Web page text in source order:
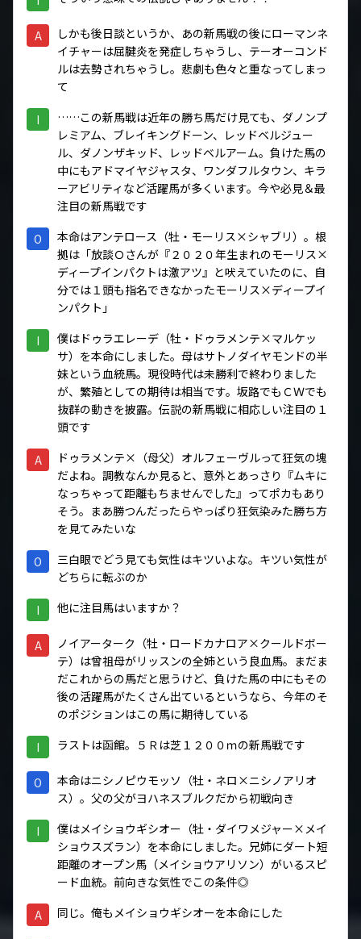
A
しかも後日談というか、あの新馬戦の後にローマンネ
イチャーは屈腱炎を発症しちゃうし、テーオーコンド
ルは去勢されちゃうし。悲劇も色々と重なってしまっ
て
I
……この新馬戦は近年の勝ち馬だけ見ても、ダノンプ
レミアム、ブレイキングドーン、レッドベルジュー
ル、ダノンザキッド、レッドベルアーム。負けた馬の
中にもアドマイヤジャスタ、ワンダフルタウン、キラ
ーアビリティなど活躍馬が多くいます。今や必見＆最
注目の新馬戦です
O
本命はアンテロース（牡・モーリス×シャブリ）。根
拠は「放談Ｏさんが『２０２０年生まれのモーリス×
ディープインパクトは激アツ』と吠えていたのに、自
分では１頭も指名できなかったモーリス×ディープイ
ンパクト」
I
僕はドゥラエレーデ（牡・ドゥラメンテ×マルケッ
サ）を本命にしました。母はサトノダイヤモンドの半
妹という血統馬。現役時代は未勝利で終わりました
が、繁殖としての期待は相当です。坂路でもＣＷでも
抜群の動きを披露。伝説の新馬戦に相応しい注目の１
頭です
A
ドゥラメンテ×（母父）オルフェーヴルって狂気の塊
だよね。調教なんか見ると、意外とあっさり『ムキに
なっちゃって距離もちませんでした』ってポカもあり
そう。まあ勝つんだったらやっぱり狂気染みた勝ち方
を見てみたいな
O
三白眼でどう見ても気性はキツいよな。キツい気性が
どちらに転ぶのか
I 他に注目馬はいますか？
A
ノイアーターク（牡・ロードカナロア×クールドボー
テ）は曾祖母がリッスンの全姉という良血馬。まだま
だこれからの馬だと思うけど、負けた馬の中にもその
後の活躍馬がたくさん出ているというなら、今年のそ
のポジションはこの馬に期待している
I ラストは函館。５Ｒは芝１２００ｍの新馬戦です
O
本命はニシノピウモッソ（牡・ネロ×ニシノアリオ
ス）。父の父がヨハネスブルクだから初戦向き
I
僕はメイショウギシオー（牡・ダイワメジャー×メイ
ショウスズラン）を本命にしました。兄姉にダート短
距離のオープン馬（メイショウアリソン）がいるスピ
ード血統。前向きな気性でこの条件◎
A 同じ。俺もメイショウギシオーを本命にした